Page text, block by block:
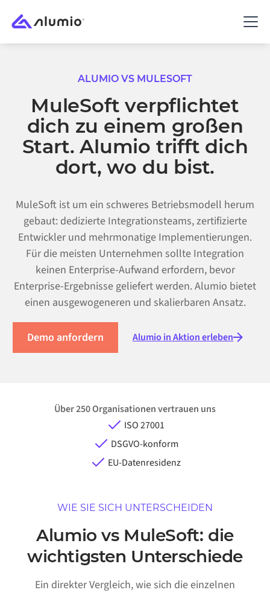
ALUMIO VS MULESOFT
MuleSoft verpflichtet
dich zu einem großen
Start. Alumio trifft dich
dort, wo du bist.
MuleSoft ist um ein schweres Betriebsmodell herum
gebaut: dedizierte Integrationsteams, zertifizierte
Entwickler und mehrmonatige Implementierungen.
Für die meisten Unternehmen sollte Integration
keinen Enterprise-Aufwand erfordern, bevor
Enterprise-Ergebnisse geliefert werden. Alumio bietet
einen ausgewogeneren und skalierbaren Ansatz.
Demo anfordern Alumio in Aktion erleben
Über 250 Organisationen vertrauen uns
ISO 27001
DSGVO-konform
EU-Datenresidenz
WIE SIE SICH UNTERSCHEIDEN
Alumio vs MuleSoft: die
wichtigsten Unterschiede
Ein direkter Vergleich, wie sich die einzelnen